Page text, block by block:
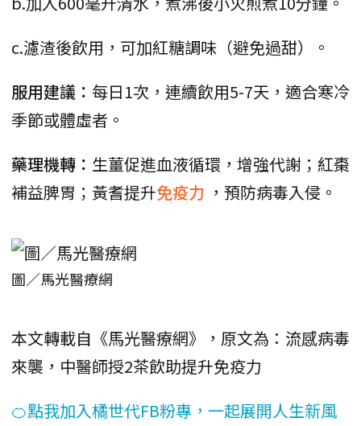
c.濾渣後飲用，可加紅糖調味（避免過甜）。
服用建議： 每日1次，連續飲用5-7天，適合寒冷
季節或體虛者。
藥理機轉： 生薑促進血液循環，增強代謝；紅棗
補益脾胃；黃耆提升免疫力 ，預防病毒入侵。
圖／馬光醫療網
本文轉載自《馬光醫療網》，原文為：流感病毒
來襲，中醫師授2茶飲助提升免疫力
🍊點我加入橘世代FB粉專，一起展開人生新風